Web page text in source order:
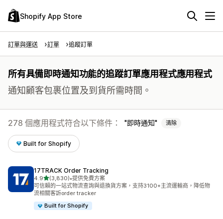
Shopify App Store
訂單與運送 訂單 追蹤訂單
所有具備即時通知功能的追蹤訂單應用程式應用程式
通知顧客包裹位置及到貨所需時間。
278 個應用程式符合以下條件： 即時通知 清除
Built for Shopify
17TRACK Order Tracking
4.9滿分 5 顆星
(3,830)
共有 3830 則評價
•提供免費方案
可信賴的一站式物流查詢與退換貨方案，支持3100+主流運輸商，降低物
流相關客訴order tracker
Built for Shopify